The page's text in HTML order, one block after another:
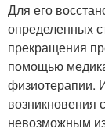
Для его
определенных
прекращения
помощью
физиотерапии.
возникновения
невозможным